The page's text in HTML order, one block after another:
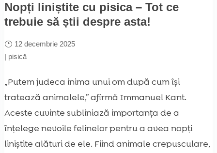
Nopți liniștite cu pisica – Tot ce
trebuie să știi despre asta!
12 decembrie 2025
| pisică
„Putem judeca inima unui om după cum își
tratează animalele,” afirmă Immanuel Kant.
Aceste cuvinte subliniază importanța de a
înțelege nevoile felinelor pentru a avea nopți
liniștite alături de ele. Fiind animale crepusculare,